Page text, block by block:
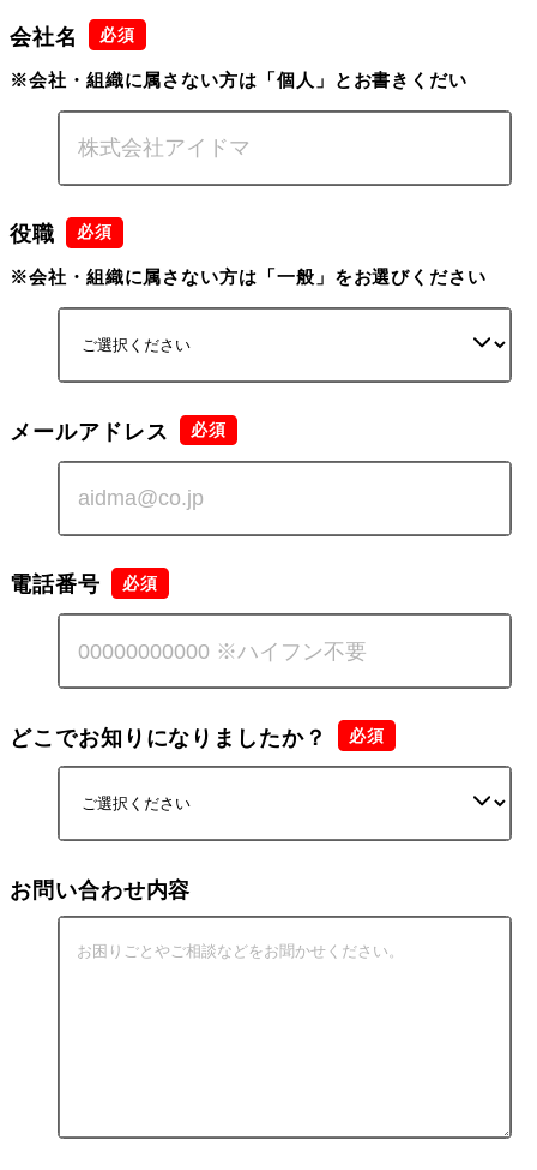
会社名
※会社・組織に属さない方は「個人」とお書きくだい
役職
※会社・組織に属さない方は「一般」をお選びください
メールアドレス
電話番号
どこでお知りになりましたか？
お問い合わせ内容